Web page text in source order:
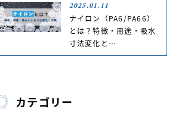
2025.01.11
ナイロン（PA6/PA66）
とは？特徴・用途・吸水
寸法変化と…
カテゴリー